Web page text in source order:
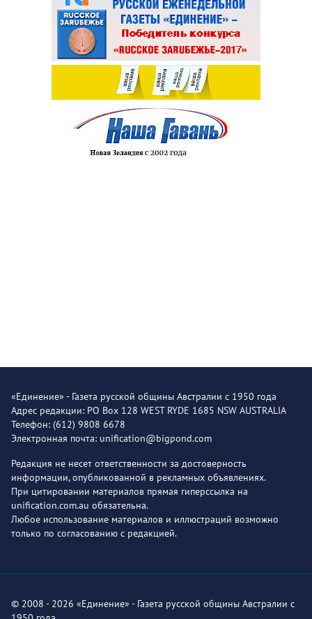
«Единение» - Газета русской общины Австралии с 1950 года
Адрес редакции: PO Box 128 WEST RYDE 1685 NSW AUSTRALIA
Телефон: (612) 9808 6678
Электронная почта: unification@bigpond.com
Редакция не несет ответственности за достоверность
информации, опубликованной в рекламных объявлениях.
При цитировании материалов прямая гиперссылка на
unification.com.au обязательна.
Любое использование материалов и иллюстраций возможно
только по согласованию с редакцией.
© 2008 - 2026 «Единение» - Газета русской общины Австралии с